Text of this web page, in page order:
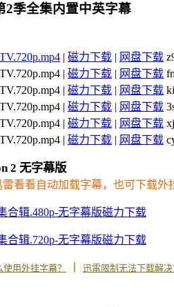
2季全集内置中英字幕
| 磁力下载 | 网盘下载
| 磁力下载 | 网盘下载
| 磁力下载 | 网盘下载
| 磁力下载 | 网盘下载
| 磁力下载 | 网盘下载
| 磁力下载 | 网盘下载
2 无字幕版
雷看看自动加载字幕，也可下载外
合辑.480p-无字幕版磁力下载
合辑.720p-无字幕版磁力下载
使用外挂字幕？ 迅雷限制无法下载解